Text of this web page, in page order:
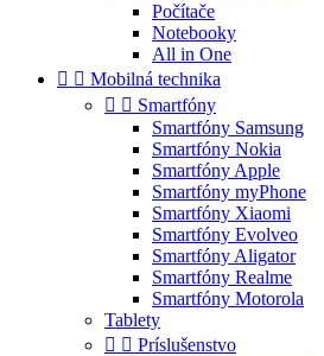
Počítače
Notebooky
All in One
  Mobilná technika
  Smartfóny
Smartfóny Samsung
Smartfóny Nokia
Smartfóny Apple
Smartfóny myPhone
Smartfóny Xiaomi
Smartfóny Evolveo
Smartfóny Aligator
Smartfóny Realme
Smartfóny Motorola
Tablety
  Príslušenstvo